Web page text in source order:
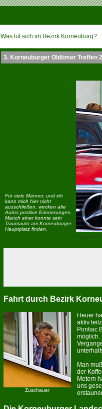
Was tut sich im Bezirk Korneuburg?
3. Korneuburger Oldtimer Treffen
Für viele Männer, und ich
kann mich hier nicht
ausschließen, wecken alte
Autos positive Erinnerungen.
Manch einer konnte sein
Traumauto am Korneuburger
Hauptplatz finden.
Fahrt durch Bezirk
Zuschauer
Heuer
aktiv
Pontiac
möglich.
Man
der
Metern
uns